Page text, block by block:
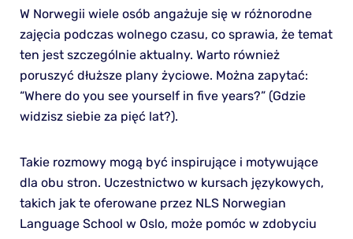
W Norwegii wiele osób angażuje się w różnorodne
zajęcia podczas wolnego czasu, co sprawia, że temat
ten jest szczególnie aktualny. Warto również
poruszyć dłuższe plany życiowe. Można zapytać:
“Where do you see yourself in five years?” (Gdzie
widzisz siebie za pięć lat?).
Takie rozmowy mogą być inspirujące i motywujące
dla obu stron. Uczestnictwo w kursach językowych,
takich jak te oferowane przez NLS Norwegian
Language School w Oslo, może pomóc w zdobyciu